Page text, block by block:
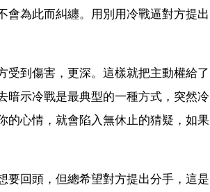
會為此而糾纏。用別用冷戰逼對方提出
受到傷害，更深。這樣就把主動權給了
暗示冷戰是最典型的一種方式，突然冷
的心情，就會陷入無休止的猜疑，如果
要回頭，但總希望對方提出分手，這是